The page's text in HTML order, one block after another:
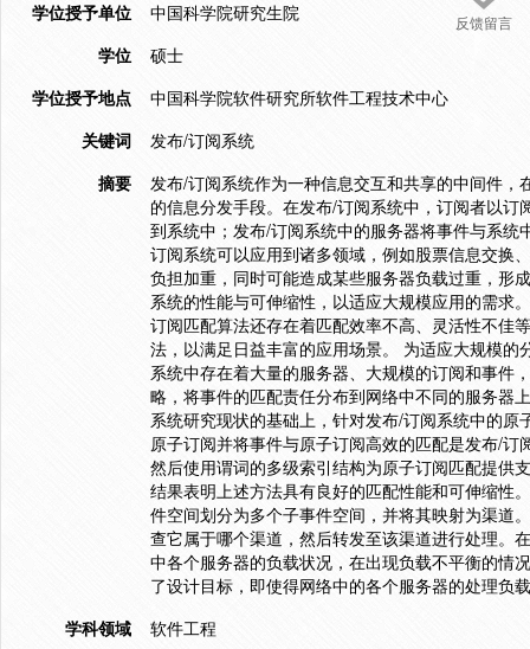
反馈留言
学位授予单位
中国科学院研究生院
学位
硕士
学位授予地点
中国科学院软件研究所软件工程技术中心
关键词
发布/订阅系统
摘要
发布/订阅系统作为一种信息交互和共享的中间件
的信息分发手段。在发布/订阅系统中，订阅者以
到系统中；发布/订阅系统中的服务器将事件与系
订阅系统可以应用到诸多领域，例如股票信息交换
负担加重，同时可能造成某些服务器负载过重，形
系统的性能与可伸缩性，以适应大规模应用的需求
订阅匹配算法还存在着匹配效率不高、灵活性不佳
法，以满足日益丰富的应用场景。 为适应大规模
系统中存在着大量的服务器、大规模的订阅和事件
略，将事件的匹配责任分布到网络中不同的服务器
系统研究现状的基础上，针对发布/订阅系统中的
原子订阅并将事件与原子订阅高效的匹配是发布/
然后使用谓词的多级索引结构为原子订阅匹配提供
结果表明上述方法具有良好的匹配性能和可伸缩性
件空间划分为多个子事件空间，并将其映射为渠道
查它属于哪个渠道，然后转发至该渠道进行处理。
中各个服务器的负载状况，在出现负载不平衡的情
了设计目标，即使得网络中的各个服务器的处理负
学科领域
软件工程